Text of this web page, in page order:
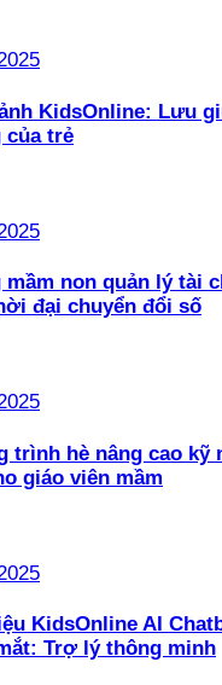
KidsOnline: Lưu
trẻ
non quản lý tài
đại chuyển đổi số
trình hè nâng cao kỹ
giáo viên mầm
KidsOnline AI
Trợ lý thông minh